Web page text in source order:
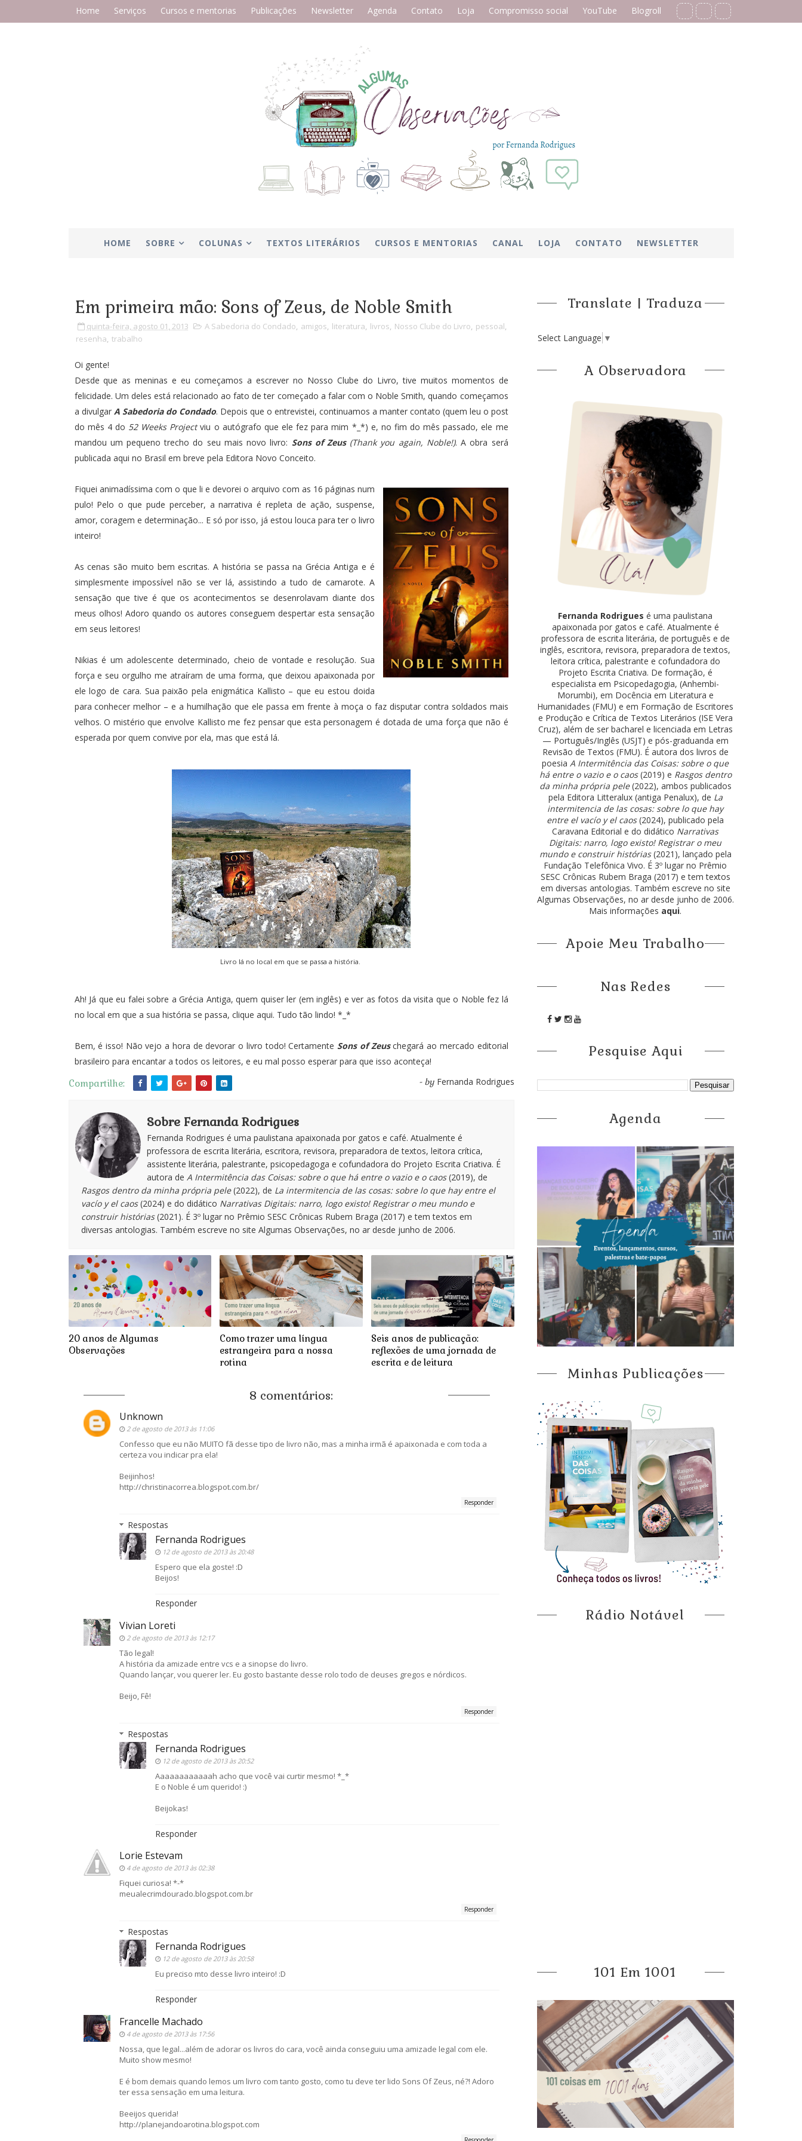
Home Serviços Cursos e mentorias Publicações Newsletter Agenda Contato Loja Compromisso social YouTube Blogroll
HOME SOBRE COLUNAS TEXTOS LITERÁRIOS CURSOS E MENTORIAS CANAL LOJA CONTATO NEWSLETTER
Em primeira mão: Sons of Zeus, de Noble Smith
quinta-feira, agosto 01, 2013 A Sabedoria do Condado, amigos, literatura, livros, Nosso Clube do Livro, pessoal,
resenha, trabalho
Oi gente!
Desde que as meninas e eu começamos a escrever no Nosso Clube do Livro, tive muitos momentos de
felicidade. Um deles está relacionado ao fato de ter começado a falar com o Noble Smith, quando começamos
a divulgar A Sabedoria do Condado. Depois que o entrevistei, continuamos a manter contato (quem leu o post
do mês 4 do 52 Weeks Project viu o autógrafo que ele fez para mim *_*) e, no fim do mês passado, ele me
mandou um pequeno trecho do seu mais novo livro: Sons of Zeus (Thank you again, Noble!). A obra será
publicada aqui no Brasil em breve pela Editora Novo Conceito.
Fiquei animadíssima com o que li e devorei o arquivo com as 16 páginas num
pulo! Pelo o que pude perceber, a narrativa é repleta de ação, suspense,
amor, coragem e determinação... E só por isso, já estou louca para ter o livro
inteiro!
As cenas são muito bem escritas. A história se passa na Grécia Antiga e é
simplesmente impossível não se ver lá, assistindo a tudo de camarote. A
sensação que tive é que os acontecimentos se desenrolavam diante dos
meus olhos! Adoro quando os autores conseguem despertar esta sensação
em seus leitores!
Nikias é um adolescente determinado, cheio de vontade e resolução. Sua
força e seu orgulho me atraíram de uma forma, que deixou apaixonada por
ele logo de cara. Sua paixão pela enigmática Kallisto – que eu estou doida
para conhecer melhor – e a humilhação que ele passa em frente à moça o faz disputar contra soldados mais
velhos. O mistério que envolve Kallisto me fez pensar que esta personagem é dotada de uma força que não é
esperada por quem convive por ela, mas que está lá.
Livro lá no local em que se passa a história.
Ah! Já que eu falei sobre a Grécia Antiga, quem quiser ler (em inglês) e ver as fotos da visita que o Noble fez lá
no local em que a sua história se passa, clique aqui. Tudo tão lindo! *_*
Bem, é isso! Não vejo a hora de devorar o livro todo! Certamente Sons of Zeuschegará ao mercado editorial
brasileiro para encantar a todos os leitores, e eu mal posso esperar para que isso aconteça!
Compartilhe:
- by Fernanda Rodrigues
Sobre Fernanda Rodrigues
Fernanda Rodrigues é uma paulistana apaixonada por gatos e café. Atualmente é
professora de escrita literária, escritora, revisora, preparadora de textos, leitora crítica,
assistente literária, palestrante, psicopedagoga e cofundadora do Projeto Escrita Criativa. É
autora de A Intermitência das Coisas: sobre o que há entre o vazio e o caos(2019), de
Rasgos dentro da minha própria pele(2022), de La intermitencia de las cosas: sobre lo que hay entre el
vacío y el caos(2024) e do didático Narrativas Digitais: narro, logo existo! Registrar o meu mundo e
construir histórias(2021). É 3º lugar no Prêmio SESC Crônicas Rubem Braga (2017) e tem textos em
diversas antologias. Também escreve no site Algumas Observações, no ar desde junho de 2006.
20 anos de Algumas
Observações
Como trazer uma língua
estrangeira para a nossa
rotina
Seis anos de publicação:
reflexões de uma jornada de
escrita e de leitura
8 comentários:
Unknown
2 de agosto de 2013 às 11:06
Confesso que eu não MUITO fã desse tipo de livro não, mas a minha irmã é apaixonada e com toda a
certeza vou indicar pra ela!
Beijinhos!
http://christinacorrea.blogspot.com.br/
Responder
Respostas
Fernanda Rodrigues
12 de agosto de 2013 às 20:48
Espero que ela goste! :D
Beijos!
Responder
Vivian Loreti
2 de agosto de 2013 às 12:17
Tão legal!
A história da amizade entre vcs e a sinopse do livro.
Quando lançar, vou querer ler. Eu gosto bastante desse rolo todo de deuses gregos e nórdicos.
Beijo, Fê!
Responder
Respostas
Fernanda Rodrigues
12 de agosto de 2013 às 20:52
Aaaaaaaaaaaah acho que você vai curtir mesmo! *_*
E o Noble é um querido! :)
Beijokas!
Responder
Lorie Estevam
4 de agosto de 2013 às 02:38
Fiquei curiosa! *-*
meualecrimdourado.blogspot.com.br
Responder
Respostas
Fernanda Rodrigues
12 de agosto de 2013 às 20:58
Eu preciso mto desse livro inteiro! :D
Responder
Francelle Machado
4 de agosto de 2013 às 17:56
Nossa, que legal...além de adorar os livros do cara, você ainda conseguiu uma amizade legal com ele.
Muito show mesmo!
E é bom demais quando lemos um livro com tanto gosto, como tu deve ter lido Sons Of Zeus, né?! Adoro
ter essa sensação em uma leitura.
Beeijos querida!
http://planejandoarotina.blogspot.com
Translate | Traduza
Select Language ▼
A Observadora
Fernanda Rodrigues é uma paulistana
apaixonada por gatos e café. Atualmente é
professora de escrita literária, de português e de
inglês, escritora, revisora, preparadora de textos,
leitora crítica, palestrante e cofundadora do
Projeto Escrita Criativa. De formação, é
especialista em Psicopedagogia, (Anhembi-
Morumbi), em Docência em Literatura e
Humanidades (FMU) e em Formação de Escritores
e Produção e Crítica de Textos Literários (ISE Vera
Cruz), além de ser bacharel e licenciada em Letras
— Português/Inglês (USJT) e pós-graduanda em
Revisão de Textos (FMU). É autora dos livros de
poesia A Intermitência das Coisas: sobre o que
há entre o vazio e o caos(2019) e Rasgos dentro
da minha própria pele(2022), ambos publicados
pela Editora Litteralux (antiga Penalux), de La
intermitencia de las cosas: sobre lo que hay
entre el vacío y el caos(2024), publicado pela
Caravana Editorial e do didático Narrativas
Digitais: narro, logo existo! Registrar o meu
mundo e construir histórias(2021), lançado pela
Fundação Telefônica Vivo. É 3º lugar no Prêmio
SESC Crônicas Rubem Braga (2017) e tem textos
em diversas antologias. Também escreve no site
Algumas Observações, no ar desde junho de 2006.
Mais informações aqui.
Apoie Meu Trabalho
Nas Redes
Pesquise Aqui
Agenda
Minhas Publicações
Rádio Notável
101 Em 1001